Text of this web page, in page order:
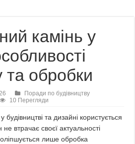
камінь у
та обробки
Поради по будівництву
10 Перегляди
та дизайні користується
втрачає своєї актуальності
лише обробка